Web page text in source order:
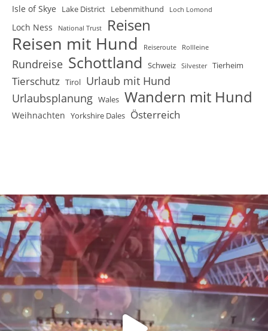
Isle of Skye Lake District Lebenmithund Loch Lomond
Loch Ness National Trust Reisen
Reisen mit Hund Reiseroute Rollleine
Rundreise Schottland Schweiz Silvester Tierheim
Tierschutz Tirol Urlaub mit Hund
Urlaubsplanung Wales Wandern mit Hund
Weihnachten Yorkshire Dales Österreich